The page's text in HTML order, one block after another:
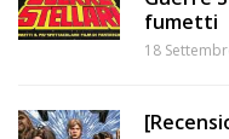
fumetti
18